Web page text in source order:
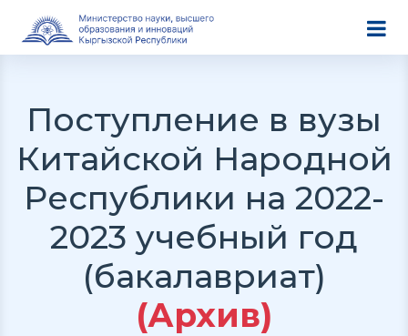
Поступление в вузы
Китайской Народной
Республики на 2022-
2023 учебный год
(бакалавриат)
(Архив)